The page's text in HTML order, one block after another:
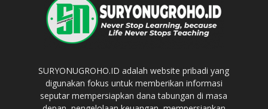
SURYONUGROHO.ID adalah website pribadi yang
digunakan fokus untuk memberikan informasi
seputar mempersiapkan dana tabungan di masa